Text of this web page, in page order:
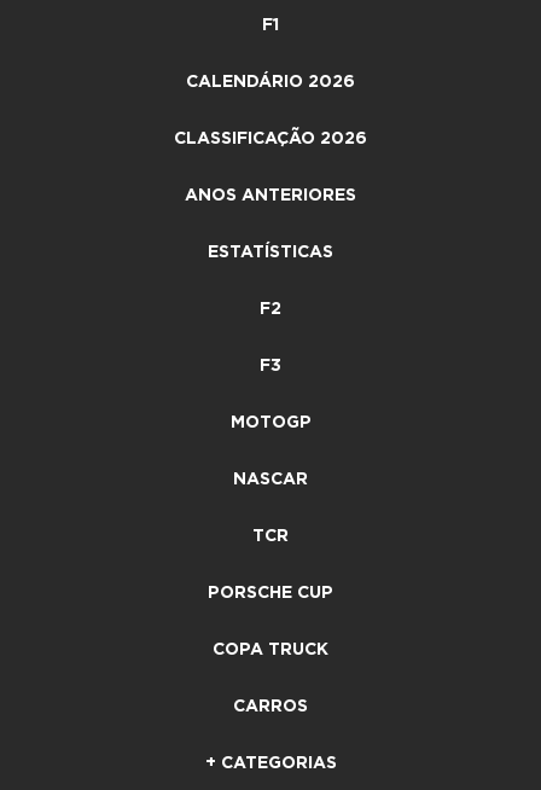
F1
CALENDÁRIO 2026
CLASSIFICAÇÃO 2026
ANOS ANTERIORES
ESTATÍSTICAS
F2
F3
MOTOGP
NASCAR
TCR
PORSCHE CUP
COPA TRUCK
CARROS
+ CATEGORIAS